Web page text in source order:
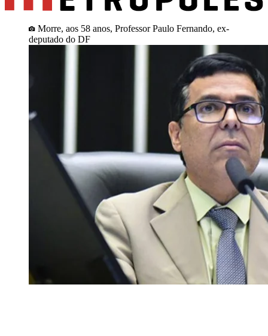
Morre, aos 58 anos, Professor Paulo Fernando, ex-
deputado do DF